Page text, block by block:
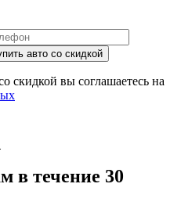
авто со скидкой
скидкой вы соглашаетесь на
в течение 30